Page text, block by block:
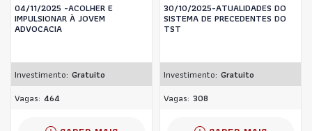
04/11/2025 -ACOLHER E
IMPULSIONAR À JOVEM
ADVOCACIA
Investimento: Gratuito
Vagas: 464
30/10/2025-ATUALIDADES DO
SISTEMA DE PRECEDENTES DO
TST
Investimento: Gratuito
Vagas: 308